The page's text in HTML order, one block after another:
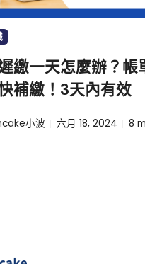
繳一天怎麼辦？帳
補繳！3天內有效
小波 六月 18, 2024 8